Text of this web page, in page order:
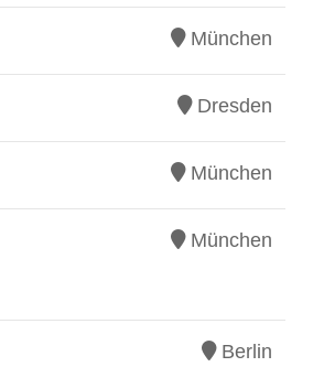
München
Dresden
München
München
Berlin